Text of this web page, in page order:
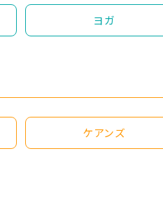
ヨガ
ケアンズ